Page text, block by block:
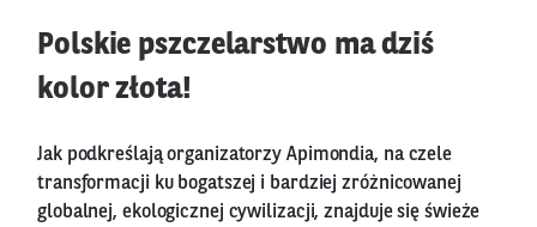
Polskie pszczelarstwo ma dziś
kolor złota!
Jak podkreślają organizatorzy Apimondia, na czele
transformacji ku bogatszej i bardziej zróżnicowanej
globalnej, ekologicznej cywilizacji, znajduje się świeże